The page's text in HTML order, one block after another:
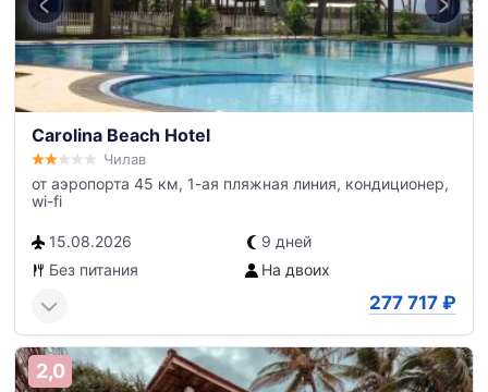
Carolina Beach Hotel
Чилав
от аэропорта 45 км, 1-ая пляжная линия, кондиционер,
wi-fi
15.08.2026
9 дней
Без питания
На двоих
277 717 ₽
2,0